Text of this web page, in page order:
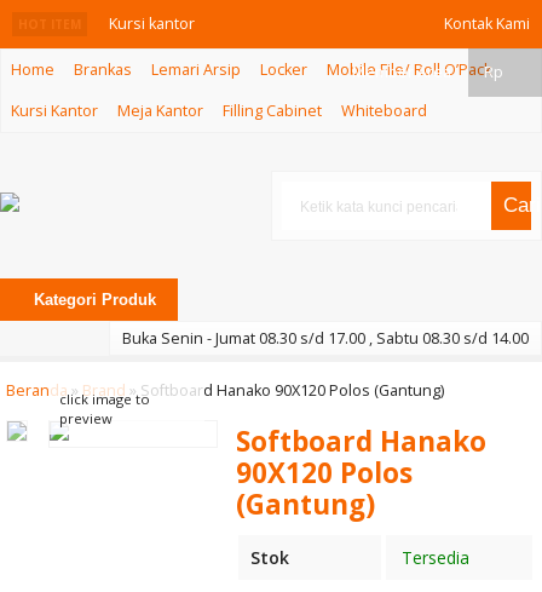
Kursi kantor
Hanako MK-
3039
Mesin
Kontak Kami
Member Area Rp
Home Brankas Lemari Arsip Locker
Mobile File/ Roll O’Pack
Kursi Kantor
Meja Kantor Filling Cabinet Whiteboard
Cari
Kategori Produk
Buka Senin - Jumat 08.30 s/d 17.00 , Sabtu 08.30 s/d 14.00
Beranda» Brand »Softboard Hanako 90X120 Polos (Gantung)
click image to
preview
Softboard Hanako
90X120 Polos
(Gantung)
Stok Tersedia